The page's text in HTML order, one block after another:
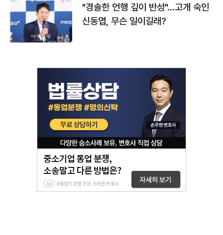
"경솔한 언행 깊이 반성"…고개 숙인
신동엽, 무슨 일이길래?